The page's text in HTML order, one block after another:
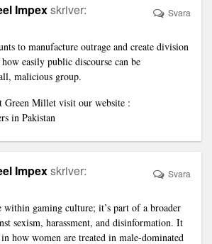
Impexskriver:
to manufacture outrage and create division
easily public discourse can be
malicious group.
Millet visit our website :
in Pakistan
Svara
Impexskriver:
within gaming culture; it’s part of a broader
sexism, harassment, and disinformation. It
in how women are treated in male-dominated
Svara